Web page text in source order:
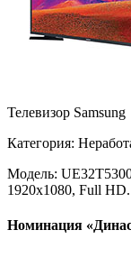
Телевизор Samsung
Категория:
Модель:
1920x1080, Full
Номинация